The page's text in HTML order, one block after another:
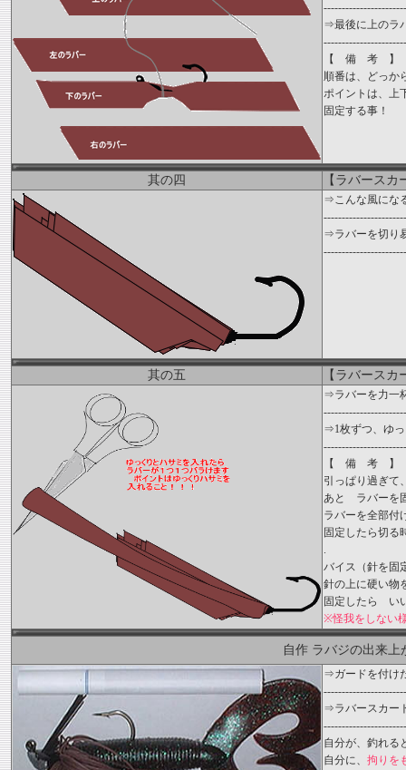
⇒最後に上のラ
【 備 考 】
順番は、どっか
ポイントは、
固定する事！
其の四 【ラバースカ
⇒こんな風にな
⇒ラバーを切り
其の五 【ラバースカ
⇒ラバーを力一
⇒1枚ずつ、ゆ
【 備 考 】
引っぱり過ぎて
あと ラバーを
ラバーを全部付
固定したら切る
.
バイス（針を固
針の上に硬い物
固定したら い
※怪我をしない
自作 ラバジの出来上
⇒ガードを付け
⇒ラバースカー
自分が、釣れる
自分に、 拘りを